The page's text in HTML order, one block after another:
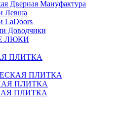
Дверная Мануфактура
Левша
LaDoors
Доводчики
ЛЮКИ
ПЛИТКА
ПЛИТКА
ПЛИТКА
ПЛИТКА